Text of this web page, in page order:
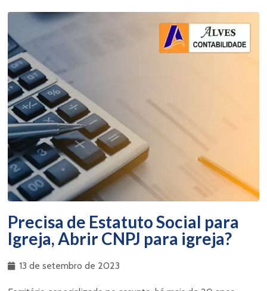
Precisa de Estatuto Social para
Igreja, Abrir CNPJ para igreja?
13 de setembro de 2023